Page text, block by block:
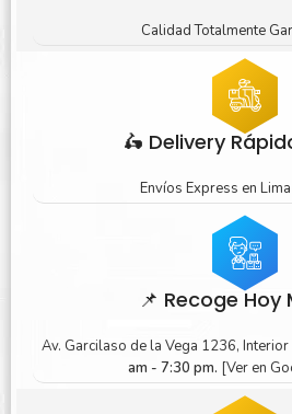
Calidad Totalmente
🛵 Delivery
Envíos Express en
📌 Recoge Hoy
Av. Garcilaso de la Vega 1236, Interior
am - 7:30 pm. [Ver en